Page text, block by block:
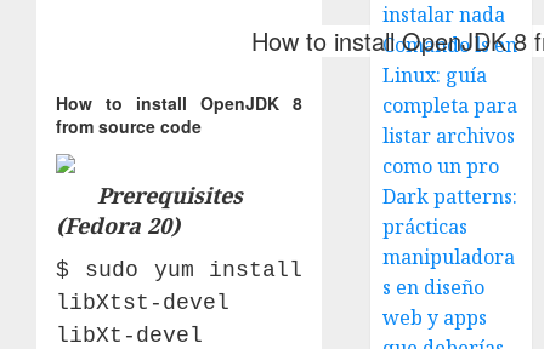
How to install OpenJDK 8
How to install OpenJDK 8
from source code
Prerequisites
(Fedora 20)
$ sudo yum install
libXtst-devel
libXt-devel
instalar nada
Comando ls en
Linux: guía
completa para
listar archivos
como un pro
Dark patterns:
prácticas
manipuladora
s en diseño
web y apps